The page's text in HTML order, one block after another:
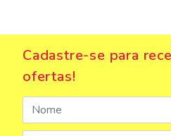
Cadastre-se para
ofertas!